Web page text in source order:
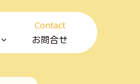
Contact
お問合せ